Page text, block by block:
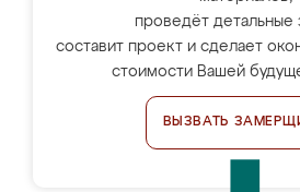
проведёт детальные
составит проект и сделает
стоимости Вашей
ВЫЗВАТЬ